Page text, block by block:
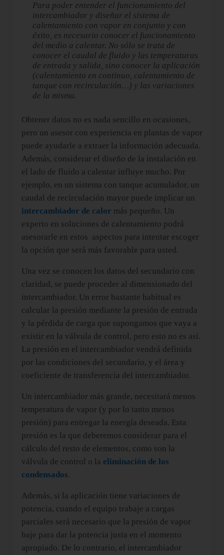
Para poder entender el funcionamiento del
intercambiador y diseñar el sistema de
calentamiento con vapor en conjunto y con
éxito, es necesario conocer el funcionamiento
del medio a calentar. No sólo se trata de
conocer el caudal de fluido y las temperaturas
de entrada y salida, sino conocer la aplicación
(calentamiento en continuo, calentamiento de
tanque con recirculación…) y las variaciones
de la misma.
Obtener datos no es nada sencillo en ocasiones,
pero un asesor con experiencia en plantas de vapor
puede ayudarle a extraer la información adecuada.
Además, considerar el diseño de la instalación en
el lado de fluido a calentar influye mucho. Por
ejemplo, en un sistema con tanque acumulador, un
caudal de recirculación mayor puede implicar un
intercambiador de calor más pequeño. Un
experto en soluciones de calentamiento podrá
asesorarle en estos aspectos para intentar escoger
la opción que será más favorable para usted.
Una vez se conocen los datos del secundario con
claridad, se puede proceder al dimensionado del
intercambiador. Un error bastante habitual es
calcular la presión mediante la presión de entrada
y la pérdida de carga que supongamos que vaya a
existir en la válvula de control, pero esto no es así.
La presión en el intercambiador vendrá definida
por las condiciones del secundario, y el área y
coeficiente de transferencia del intercambiador.
Un intercambiador más grande, necesitará menos
temperatura de vapor (y por lo tanto menos
presión) para entregar la energía deseada. Esta
presión es la que deberemos considerar para el
cálculo del resto de elementos, como son la
válvula de control o la eliminación de los
condensados.
Además, si la aplicación tiene variaciones de
potencia, cuando el equipo trabaje a cargas
parciales será necesario que la presión de vapor
baje para dar la potencia justa en el momento
apropiado. De lo contrario, el intercambiador